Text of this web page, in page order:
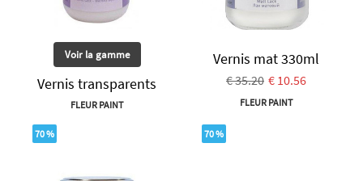
Voir la gamme
Vernis transparents
FLEUR PAINT
Vernis mat 330ml
€ 35.20 € 10.56
FLEUR PAINT
70 % 70 %